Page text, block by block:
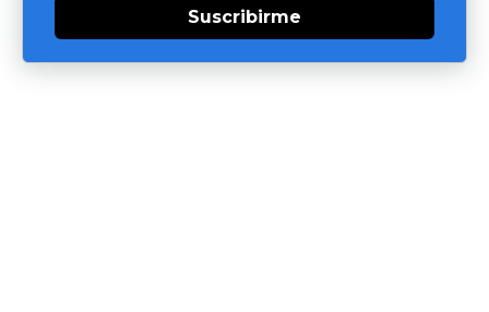
Suscribirme